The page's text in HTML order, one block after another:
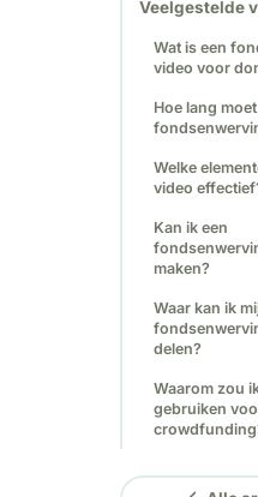
Veelgestelde
Wat is een
video voor
Hoe lang
Welke
video
Kan ik een
maken?
Waar kan ik
delen?
Waarom zou
gebruiken